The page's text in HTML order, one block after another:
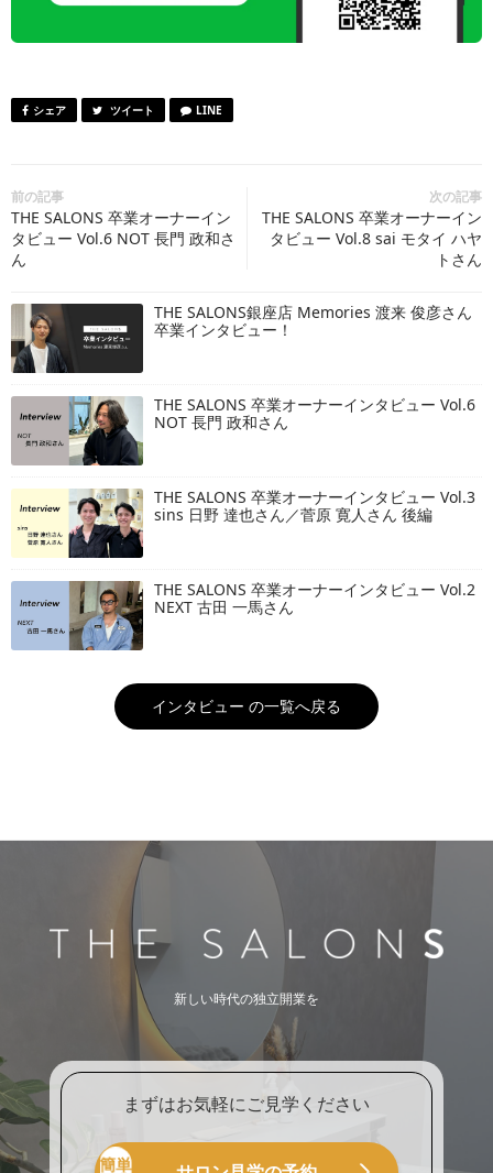
シェア ツイート LINE
前の記事
THE SALONS 卒業オーナーイン
タビュー Vol.6 NOT 長門 政和さ
ん
次の記事
THE SALONS 卒業オーナーイン
タビュー Vol.8 sai モタイ ハヤ
トさん
THE SALONS銀座店 Memories 渡来 俊彦さん
卒業インタビュー！
THE SALONS 卒業オーナーインタビュー Vol.6
NOT 長門 政和さん
THE SALONS 卒業オーナーインタビュー Vol.3
sins 日野 達也さん／菅原 寛人さん 後編
THE SALONS 卒業オーナーインタビュー Vol.2
NEXT 古田 一馬さん
インタビュー の一覧へ戻る
新しい時代の独立開業を
まずはお気軽にご見学ください